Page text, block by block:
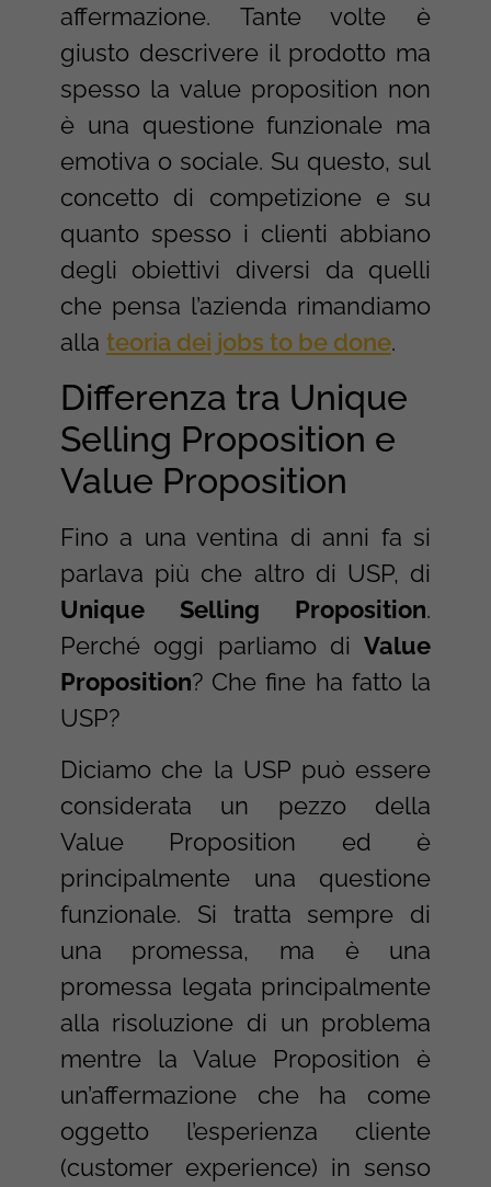
affermazione. Tante volte è
giusto descrivere il prodotto ma
spesso la value proposition non
è una questione funzionale ma
emotiva o sociale. Su questo, sul
concetto di competizione e su
quanto spesso i clienti abbiano
degli obiettivi diversi da quelli
che pensa l’azienda rimandiamo
alla teoria dei jobs to be done.
Differenza tra Unique
Selling Proposition e
Value Proposition
Fino a una ventina di anni fa si
parlava più che altro di USP, di
Unique Selling Proposition.
Perché oggi parliamo diValue
Proposition? Che fine ha fatto la
USP?
Diciamo che la USP può essere
considerata un pezzo della
Value Proposition ed è
principalmente una questione
funzionale. Si tratta sempre di
una promessa, ma è una
promessa legata principalmente
alla risoluzione di un problema
mentre la Value Proposition è
un’affermazione che ha come
oggetto l’esperienza cliente
(customer experience) in senso